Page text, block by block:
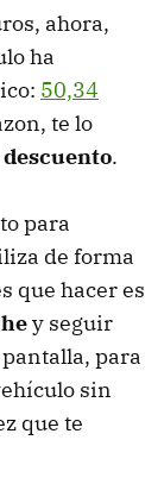
ahora,
ha
50,34
te lo
.
para
de forma
que hacer es
y seguir
para
sin
que te